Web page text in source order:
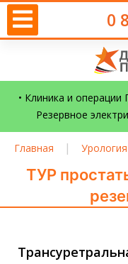
0
• Клиника и операции
Резервное
Главная | Урология
ТУР